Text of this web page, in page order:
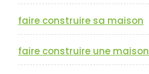
faire construire sa maison
faire construire une maison